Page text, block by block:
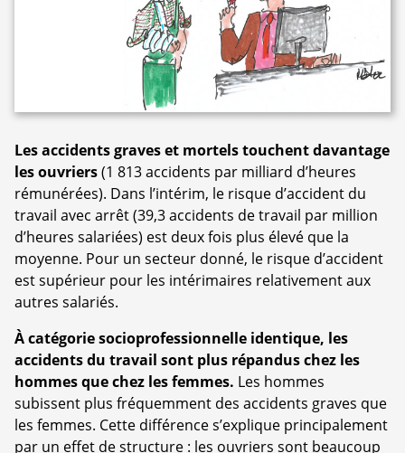
Les accidents graves et mortels touchent davantage
les ouvriers(1 813 accidents par milliard d’heures
rémunérées). Dans l’intérim, le risque d’accident du
travail avec arrêt (39,3 accidents de travail par million
d’heures salariées) est deux fois plus élevé que la
moyenne. Pour un secteur donné, le risque d’accident
est supérieur pour les intérimaires relativement aux
autres salariés.
À catégorie socioprofessionnelle identique, les
accidents du travail sont plus répandus chez les
hommes que chez les femmes. Les hommes
subissent plus fréquemment des accidents graves que
les femmes. Cette différence s’explique principalement
par un effet de structure : les ouvriers sont beaucoup